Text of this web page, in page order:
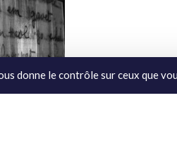
donne le contrôle sur ceux que